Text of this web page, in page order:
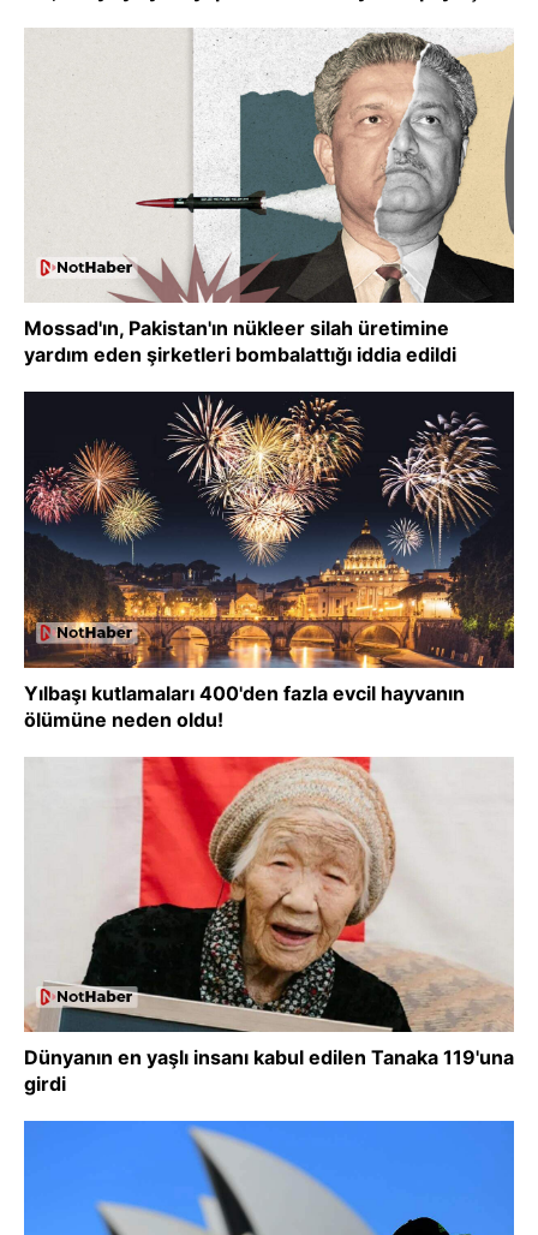
Mossad'ın, Pakistan'ın nükleer silah üretimine
yardım eden şirketleri bombalattığı iddia edildi
Yılbaşı kutlamaları 400'den fazla evcil hayvanın
ölümüne neden oldu!
Dünyanın en yaşlı insanı kabul edilen Tanaka 119'una
girdi